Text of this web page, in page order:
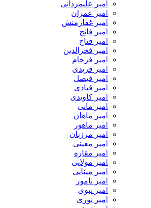
امیر علیمردانی
امیر عمران
امیر غفارمنش
امیر فاتح
امیر فتاح
امیر فخرالدین
امیر فرجام
امیر فریدی
امیر فیصل
امیر قبادی
امیر کاویدی
امیر مانی
امیر ماهان
امیر ماهور
امیر مرزبان
امیر معینی
امیر مقاره
امیر مولایی
امیر مینایی
امیر نامور
امیر نبوی
امیر نوری